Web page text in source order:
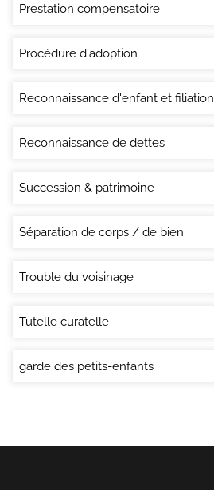
Prestation compensatoire
Procédure d'adoption
Reconnaissance d'enfant et filiation
Reconnaissance de dettes
Succession & patrimoine
Séparation de corps / de bien
Trouble du voisinage
Tutelle curatelle
garde des petits-enfants